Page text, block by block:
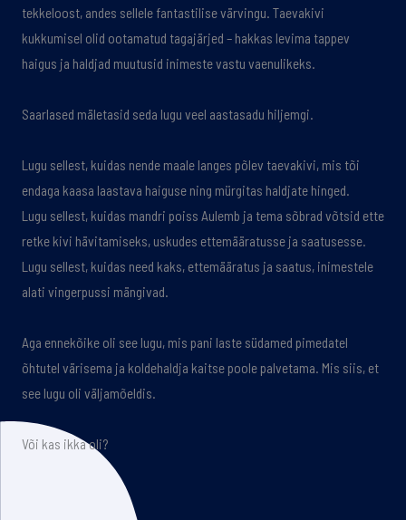
tekkeloost, andes sellele fantastilise värvingu. Taevakivi
kukkumisel olid ootamatud tagajärjed – hakkas levima tappev
haigus ja haldjad muutusid inimeste vastu vaenulikeks.
Saarlased mäletasid seda lugu veel aastasadu hiljemgi.
Lugu sellest, kuidas nende maale langes põlev taevakivi, mis tõi
endaga kaasa laastava haiguse ning mürgitas haldjate hinged.
Lugu sellest, kuidas mandri poiss Aulemb ja tema sõbrad võtsid ette
retke kivi hävitamiseks, uskudes ettemääratusse ja saatusesse.
Lugu sellest, kuidas need kaks, ettemääratus ja saatus, inimestele
alati vingerpussi mängivad.
Aga ennekõike oli see lugu, mis pani laste südamed pimedatel
õhtutel värisema ja koldehaldja kaitse poole palvetama. Mis siis, et
see lugu oli väljamõeldis.
Või kas ikka oli?